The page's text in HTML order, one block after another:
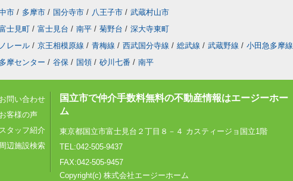
市 / 多摩市 / 国分寺市 / 八王子市 / 武蔵村山市
士見町 / 富士見台 / 南平 / 菊野台 / 深大寺東町
レール / 京王相模原線 / 青梅線 / 西武国分寺線 / 総武線 / 武蔵野線 / 小田急多摩線
摩センター / 谷保 / 国領 / 砂川七番 / 南平
お問い合わせ
お客様の声
スタッフ紹介
周辺施設検索
国立市で仲介手数料無料の不動産情報はエージーホー
ム
東京都国立市富士見台２丁目８－４ カスティージョ国立1階
TEL:042-505-9437
FAX:042-505-9457
Copyright(c) 株式会社エージーホーム